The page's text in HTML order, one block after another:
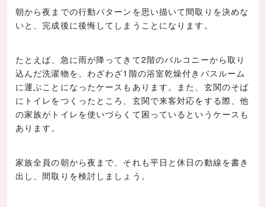
朝から夜までの行動パターンを思い描いて間取りを決めな
いと、完成後に後悔してしまうことになります。
たとえば、急に雨が降ってきて2階のバルコニーから取り
込んだ洗濯物を、わざわざ1階の浴室乾燥付きバスルーム
に運ぶことになったケースもあります。また、玄関のそば
にトイレをつくったところ、玄関で来客対応をする際、他
の家族がトイレを使いづらくて困っているというケースも
あります。
家族全員の朝から夜まで、それも平日と休日の動線を書き
出し、間取りを検討しましょう。